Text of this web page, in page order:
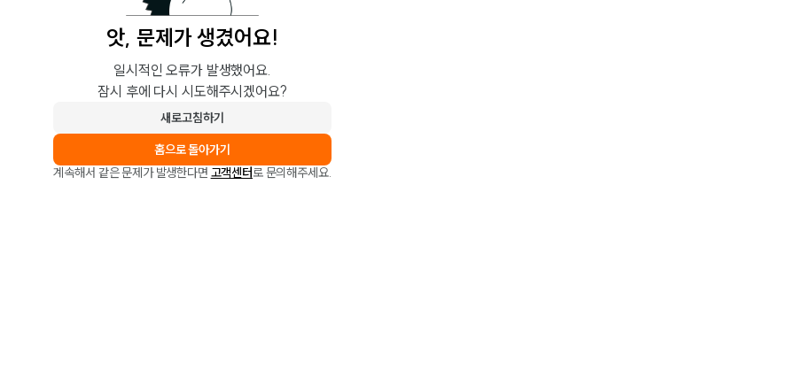
앗, 문제가 생겼어요!
일시적인 오류가 발생했어요.
잠시 후에 다시 시도해주시겠어요?
새로고침하기
홈으로 돌아가기
계속해서 같은 문제가 발생한다면 고객센터로 문의해주세요.